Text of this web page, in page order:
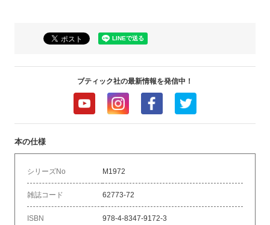
ブティック社の最新情報を発信中！
本の仕様
シリーズNo M1972
雑誌コード 62773-72
ISBN 978-4-8347-9172-3